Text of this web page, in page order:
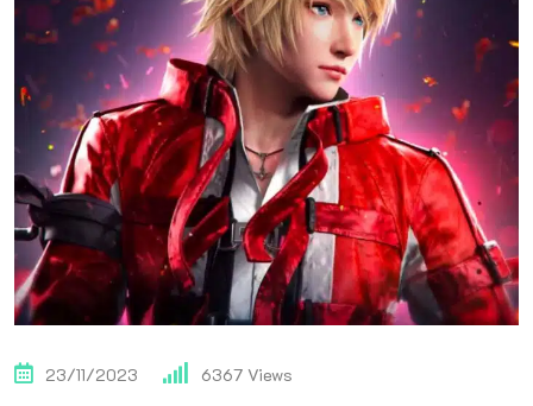
23/11/2023 6367 Views